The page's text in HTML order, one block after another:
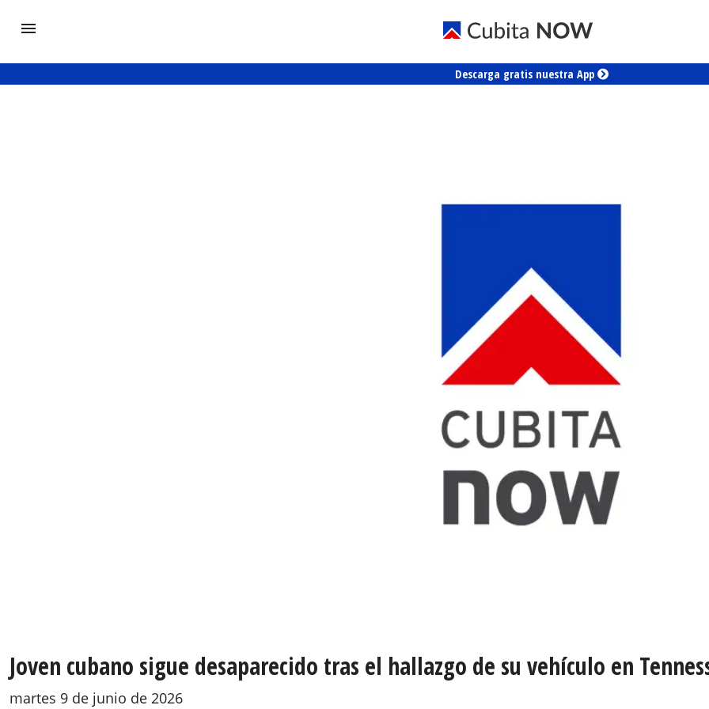
Descarga gratis nuestra App
Joven cubano sigue desaparecido tras el hallazgo de su vehículo en
martes 9 de junio de 2026